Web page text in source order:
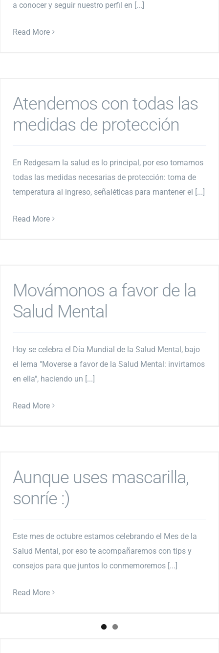
a conocer y seguir nuestro perfil en [...]
Read More
Atendemos con todas las
medidas de protección
En Redgesam la salud es lo principal, por eso tomamos
todas las medidas necesarias de protección: toma de
temperatura al ingreso, señaléticas para mantener el [...]
Read More
Movámonos a favor de la
Salud Mental
Hoy se celebra el Día Mundial de la Salud Mental, bajo
el lema "Moverse a favor de la Salud Mental: invirtamos
en ella", haciendo un [...]
Read More
Aunque uses mascarilla,
sonríe :)
Este mes de octubre estamos celebrando el Mes de la
Salud Mental, por eso te acompañaremos con tips y
consejos para que juntos lo conmemoremos [...]
Read More